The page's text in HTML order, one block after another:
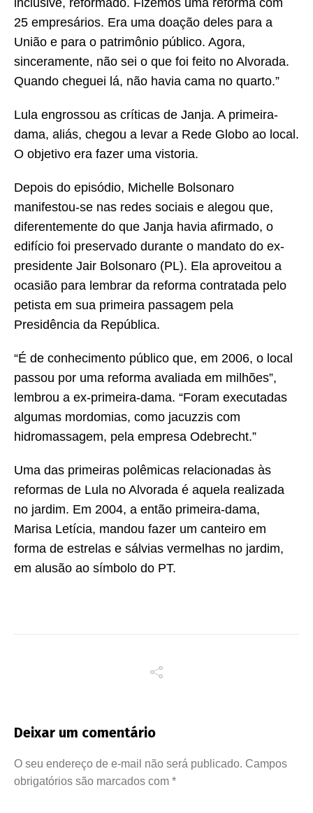
25 empresários. Era uma doação deles para a
União e para o patrimônio público. Agora,
sinceramente, não sei o que foi feito no Alvorada.
Quando cheguei lá, não havia cama no quarto.”
Lula engrossou as críticas de Janja. A primeira-
dama, aliás, chegou a levar a Rede Globo ao local.
O objetivo era fazer uma vistoria.
Depois do episódio, Michelle Bolsonaro
manifestou-se nas redes sociais e alegou que,
diferentemente do que Janja havia afirmado, o
edifício foi preservado durante o mandato do ex-
presidente Jair Bolsonaro (PL). Ela aproveitou a
ocasião para lembrar da reforma contratada pelo
petista em sua primeira passagem pela
Presidência da República.
“É de conhecimento público que, em 2006, o local
passou por uma reforma avaliada em milhões”,
lembrou a ex-primeira-dama. “Foram executadas
algumas mordomias, como jacuzzis com
hidromassagem, pela empresa Odebrecht.”
Uma das primeiras polêmicas relacionadas às
reformas de Lula no Alvorada é aquela realizada
no jardim. Em 2004, a então primeira-dama,
Marisa Letícia, mandou fazer um canteiro em
forma de estrelas e sálvias vermelhas no jardim,
em alusão ao símbolo do PT.
Deixar um comentário
O seu endereço de e-mail não será publicado. Campos
obrigatórios são marcados com *